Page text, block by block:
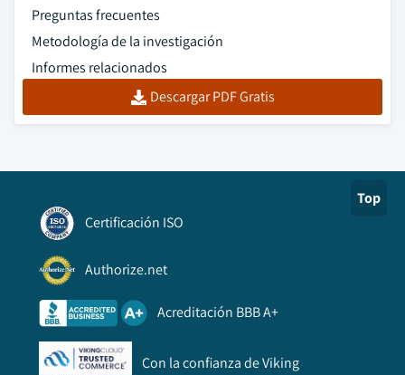
Preguntas frecuentes
Metodología de la investigación
Informes relacionados
Descargar PDF Gratis
Top
Certificación ISO
Authorize.net
Acreditación BBB A+
Con la confianza de Viking